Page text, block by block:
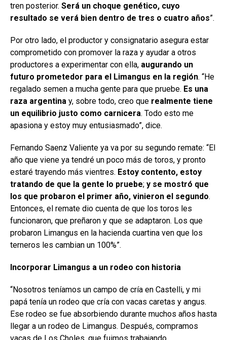
tren posterior. Será un choque genético, cuyo
resultado se verá bien dentro de tres o cuatro años”.
Por otro lado, el productor y consignatario asegura estar
comprometido con promover la raza y ayudar a otros
productores a experimentar con ella, augurando un
futuro prometedor para el Limangus en la región. “He
regalado semen a mucha gente para que pruebe. Es una
raza argentina y, sobre todo, creo que realmente tiene
un equilibrio justo como carnicera. Todo esto me
apasiona y estoy muy entusiasmado”, dice.
Fernando Saenz Valiente ya va por su segundo remate: “El
año que viene ya tendré un poco más de toros, y pronto
estaré trayendo más vientres. Estoy contento, estoy
tratando de que la gente lo pruebe; y se mostró que
los que probaron el primer año, vinieron el segundo.
Entonces, el remate dio cuenta de que los toros les
funcionaron, que preñaron y que se adaptaron. Los que
probaron Limangus en la hacienda cuartina ven que los
terneros les cambian un 100%”.
Incorporar Limangus a un rodeo con historia
“Nosotros teníamos un campo de cría en Castelli, y mi
papá tenía un rodeo que cría con vacas caretas y angus.
Ese rodeo se fue absorbiendo durante muchos años hasta
llegar a un rodeo de Limangus. Después, compramos
vacas de Los Choles, que fuimos trabajando,